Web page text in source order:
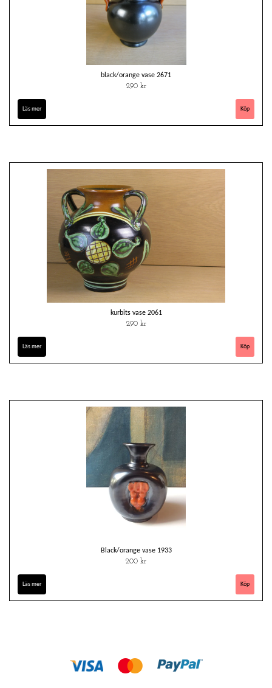
black/orange vase 2671
290 kr
Läs mer
kurbits vase 2061
290 kr
Läs mer
Black/orange vase 1933
200 kr
Läs mer